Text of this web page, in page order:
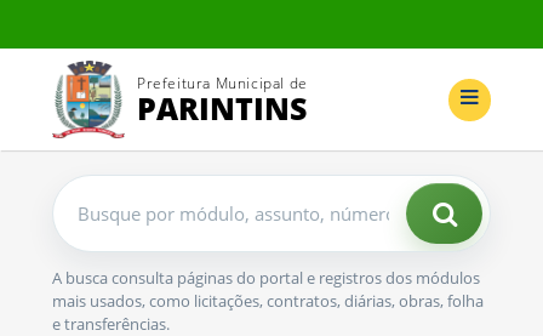
Prefeitura Municipal de
PARINTINS
Buscar
no
A busca consulta páginas do portal e registros dos módulos
mais usados, como licitações, contratos, diárias, obras, folha
e transferências.